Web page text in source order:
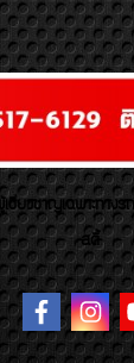
ชาญเฉพาะทาง
สตี้